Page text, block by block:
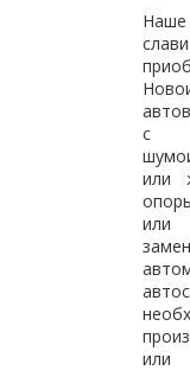
с
или
или